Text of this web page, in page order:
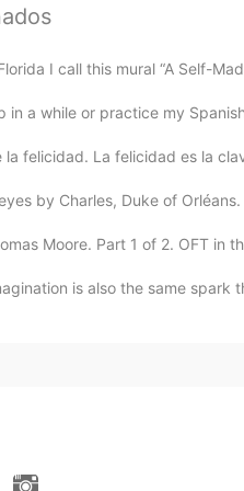
too!
I call this mural “A Self-
in a while or practice my
la felicidad. La felicidad es la
by Charles, Duke of
Moore. Part 1 of 2. OFT in
is also the same spark